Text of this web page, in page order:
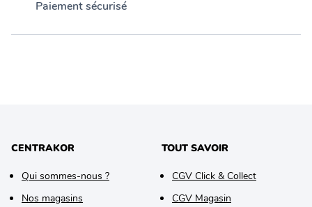
Paiement sécurisé
CENTRAKOR
Qui sommes-nous ?
Nos magasins
TOUT SAVOIR
CGV Click & Collect
CGV Magasin